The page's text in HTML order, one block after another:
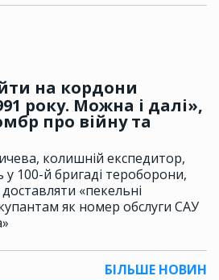
на кордони
року. Можна і далі»,
про війну та
колишній експедитор,
у 100-й бригаді тероборони,
«пекельні
як номер обслуги САУ
БІЛЬШЕ НОВИН